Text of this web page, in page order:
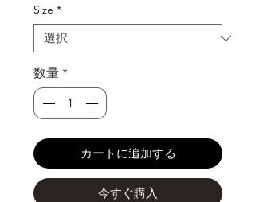
Size *
数量 *
カートに追加する
今すぐ購入